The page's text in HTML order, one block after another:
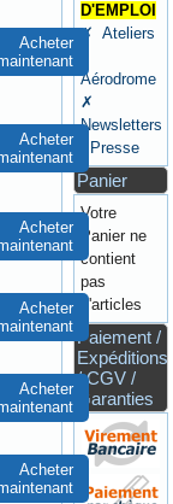
Acheter
Acheter
Acheter
Acheter
Acheter
Acheter
D'EMPLOI
✗ Ateliers
Aérodrome
✗
Newsletters
/ Presse
Panier
Votre
Panier ne
contient
pas
d'articles
Paiement /
Expéditions
/ CGV /
Garanties